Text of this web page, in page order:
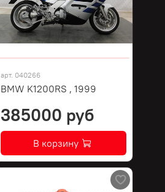
арт. 040266
BMW K1200RS , 1999
385000 руб
В корзину